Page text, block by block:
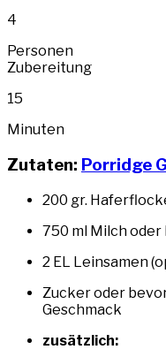
4
Personen
Zubereitung
15
Minuten
Zutaten: Porridge
200 gr.
750 ml Milch
2 EL Leinsamen
Zucker oder
Geschmack
zusätzlich: